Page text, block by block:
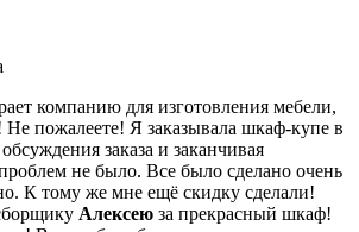
компанию для изготовления мебели,
пожалеете! Я заказывала шкаф-купе в
заказа и заканчивая
не было. Все было сделано очень
К тому же мне ещё скидку сделали!
Алексею за прекрасный шкаф!